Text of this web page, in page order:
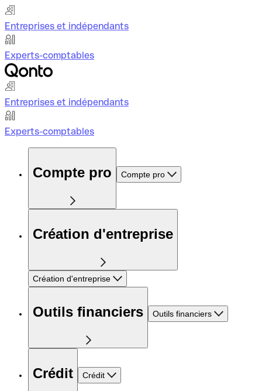
Entreprises et indépendants
Experts-comptables
Entreprises et indépendants
Experts-comptables
Compte pro Compte pro
Création d'entreprise
Création d'entreprise
Outils financiers Outils financiers
Crédit Crédit